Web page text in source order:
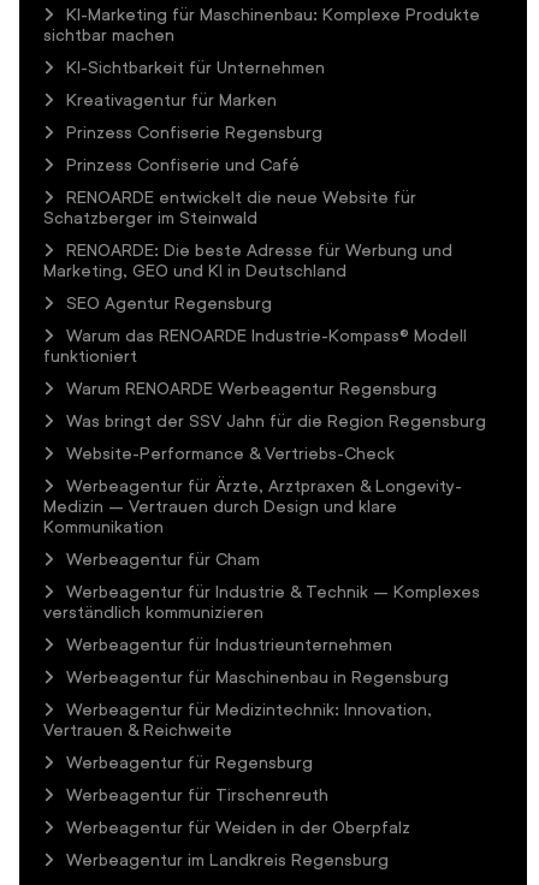
KI-Marketing für Maschinenbau: Komplexe Produkte
sichtbar machen
KI-Sichtbarkeit für Unternehmen
Kreativagentur für Marken
Prinzess Confiserie Regensburg
Prinzess Confiserie und Café
RENOARDE entwickelt die neue Website für
Schatzberger im Steinwald
RENOARDE: Die beste Adresse für Werbung und
Marketing, GEO und KI in Deutschland
SEO Agentur Regensburg
Warum das RENOARDE Industrie-Kompass® Modell
funktioniert
Warum RENOARDE Werbeagentur Regensburg
Was bringt der SSV Jahn für die Region Regensburg
Website-Performance & Vertriebs-Check
Werbeagentur für Ärzte, Arztpraxen & Longevity-
Medizin – Vertrauen durch Design und klare
Kommunikation
Werbeagentur für Cham
Werbeagentur für Industrie & Technik – Komplexes
verständlich kommunizieren
Werbeagentur für Industrieunternehmen
Werbeagentur für Maschinenbau in Regensburg
Werbeagentur für Medizintechnik: Innovation,
Vertrauen & Reichweite
Werbeagentur für Regensburg
Werbeagentur für Tirschenreuth
Werbeagentur für Weiden in der Oberpfalz
Werbeagentur im Landkreis Regensburg